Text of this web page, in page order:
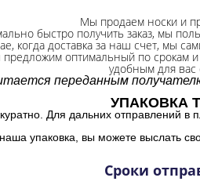
Мы продаем носки и
быстро получить заказ, мы
когда доставка за наш счет, мы
оптимальный по срокам
удобным для вас
переданным
УПАКОВКА
Для дальних отправлений
упаковка, вы можете выслать
Сроки